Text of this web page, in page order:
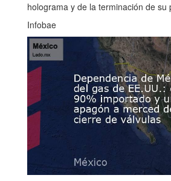
holograma y de la terminación de su
Infobae